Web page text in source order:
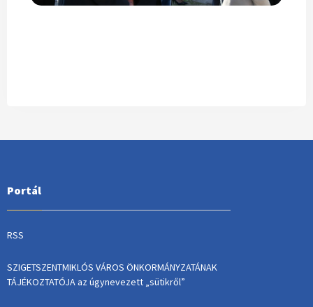
Portál
RSS
SZIGETSZENTMIKLÓS VÁROS ÖNKORMÁNYZATÁNAK
TÁJÉKOZTATÓJA az úgynevezett „sütikről”